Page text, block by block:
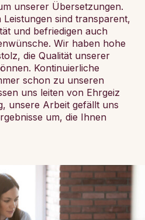
unserer Übersetzungen.
sind transparent,
und befriedigen auch
Wir haben hohe
die Qualität unserer
Kontinuierliche
schon zu unseren
uns leiten von Ehrgeiz
unsere Arbeit gefällt uns
um, die Ihnen